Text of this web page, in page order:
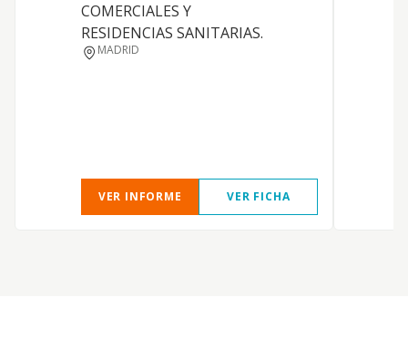
COMERCIALES Y
RESIDENCIAS SANITARIAS.
MADRID
VER INFORME VER FICHA